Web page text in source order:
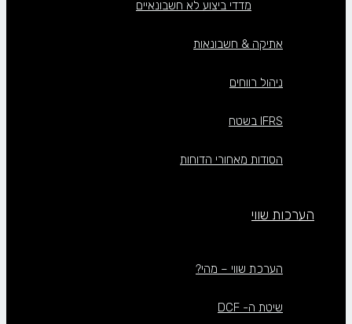
מדדי ביצוע לא חשבונאיים
אתיקה & חשבונאות
ניהול רווחים
IFRS בשטח
הסודות מאחורי הדוחות
הערכות שווי
הערכת שווי – מהי?
שיטת ה- DCF